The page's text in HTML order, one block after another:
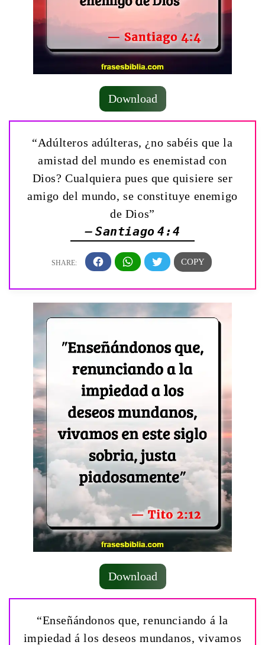
Download
“Adúlteros adúlteras, ¿no sabéis que la
amistad del mundo es enemistad con
Dios? Cualquiera pues que quisiere ser
amigo del mundo, se constituye enemigo
de Dios”
— Santiago 4:4
Download
“Enseñándonos que, renunciando á la
impiedad á los deseos mundanos, vivamos